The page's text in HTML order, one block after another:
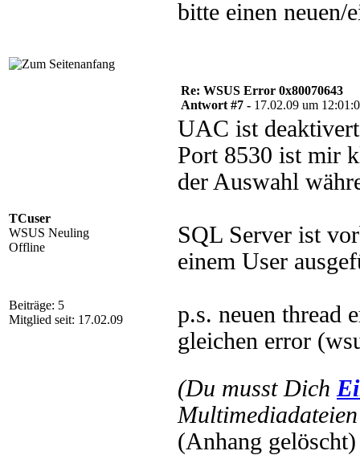
bitte einen neuen/
TCuser
WSUS Neuling
Offline
Beiträge: 5
Mitglied seit: 17.02.09
Re: WSUS Error 0x80070643
Antwort #7 - 17.02.09 um
UAC ist
Port 8530 ist mir
der Auswahl
SQL Server ist
einem User
p.s. neuen thread
gleichen error
(Du musst Dich
(Anhang gelöscht)